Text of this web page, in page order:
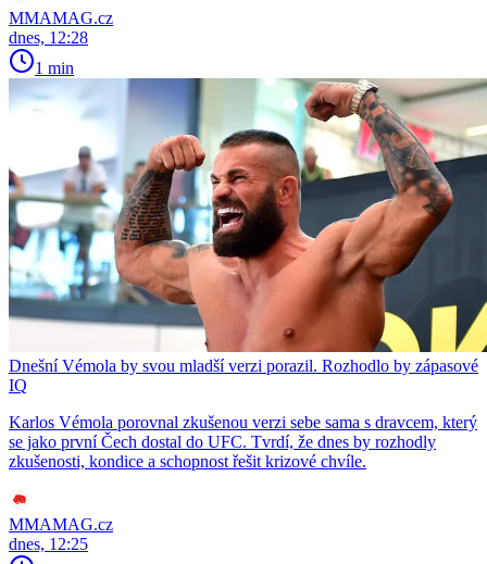
MMAMAG.cz
dnes, 12:28
1 min
Dnešní Vémola by svou mladší verzi porazil. Rozhodlo by zápasové
IQ
Karlos Vémola porovnal zkušenou verzi sebe sama s dravcem, který
se jako první Čech dostal do UFC. Tvrdí, že dnes by rozhodly
zkušenosti, kondice a schopnost řešit krizové chvíle.
MMAMAG.cz
dnes, 12:25